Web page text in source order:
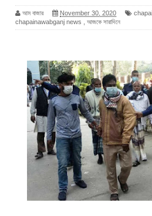
আম বাজার November 30, 2020
chapainawabganj news
আজকে সারাদিনে